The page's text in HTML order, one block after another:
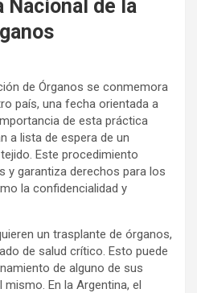
Nacional de la
de Órganos se conmemora
país, una fecha orientada a
de esta práctica
a lista de espera de un
Este procedimiento
y garantiza derechos para los
la confidencialidad y
un trasplante de órganos,
de salud crítico. Esto puede
de alguno de sus
En la Argentina, el